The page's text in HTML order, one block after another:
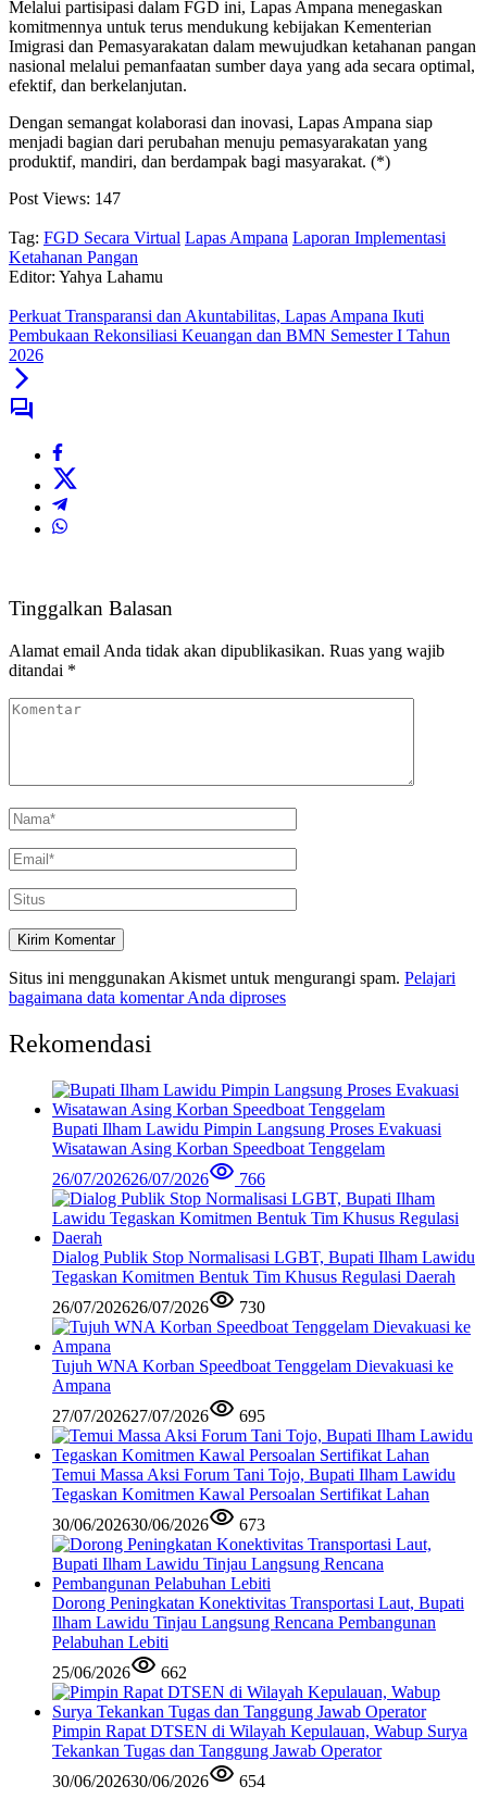
Melalui partisipasi dalam FGD ini, Lapas Ampana menegaskan
komitmennya untuk terus mendukung kebijakan Kementerian
Imigrasi dan Pemasyarakatan dalam mewujudkan ketahanan pangan
nasional melalui pemanfaatan sumber daya yang ada secara optimal,
efektif, dan berkelanjutan.
Dengan semangat kolaborasi dan inovasi, Lapas Ampana siap
menjadi bagian dari perubahan menuju pemasyarakatan yang
produktif, mandiri, dan berdampak bagi masyarakat. (*)
Post Views: 147
Tag: FGD Secara Virtual Lapas Ampana Laporan Implementasi
Ketahanan Pangan
Editor: Yahya Lahamu
Perkuat Transparansi dan Akuntabilitas, Lapas Ampana Ikuti
Pembukaan Rekonsiliasi Keuangan dan BMN Semester I Tahun
2026
Tinggalkan Balasan
Alamat email Anda tidak akan dipublikasikan. Ruas yang wajib
ditandai *
Situs ini menggunakan Akismet untuk mengurangi spam. Pelajari
bagaimana data komentar Anda diproses
Rekomendasi
Bupati Ilham Lawidu Pimpin Langsung Proses Evakuasi
Wisatawan Asing Korban Speedboat Tenggelam
26/07/202626/07/2026 766
Dialog Publik Stop Normalisasi LGBT, Bupati Ilham Lawidu
Tegaskan Komitmen Bentuk Tim Khusus Regulasi Daerah
26/07/202626/07/2026 730
Tujuh WNA Korban Speedboat Tenggelam Dievakuasi ke
Ampana
27/07/202627/07/2026 695
Temui Massa Aksi Forum Tani Tojo, Bupati Ilham Lawidu
Tegaskan Komitmen Kawal Persoalan Sertifikat Lahan
30/06/202630/06/2026 673
Dorong Peningkatan Konektivitas Transportasi Laut, Bupati
Ilham Lawidu Tinjau Langsung Rencana Pembangunan
Pelabuhan Lebiti
25/06/2026
662
Pimpin Rapat DTSEN di Wilayah Kepulauan, Wabup Surya
Tekankan Tugas dan Tanggung Jawab Operator
30/06/202630/06/2026 654